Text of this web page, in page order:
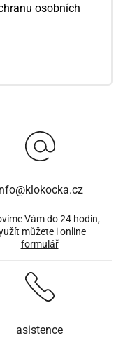
osobních
Vám do 24 hodin,
můžete ionline
formulář
asistence